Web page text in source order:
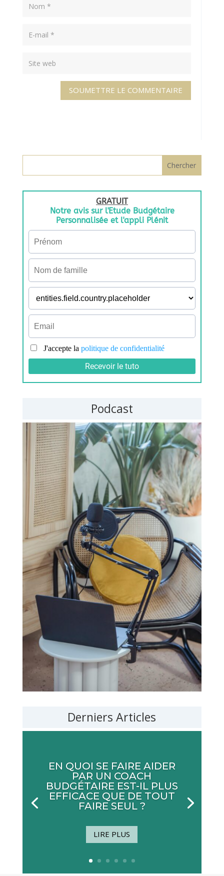
SOUMETTRE LE COMMENTAIRE
Podcast
Derniers Articles
EN QUOI SE FAIRE AIDER
PAR UN COACH
BUDGÉTAIRE EST-IL PLUS
EFFICACE QUE DE TOUT
FAIRE SEUL ?
LIRE PLUS